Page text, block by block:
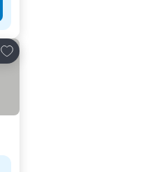
Přidat na seznam